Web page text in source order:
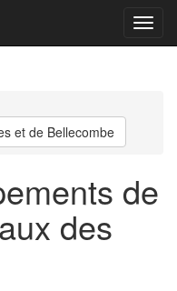
Menu
et de Bellecombe
de
des